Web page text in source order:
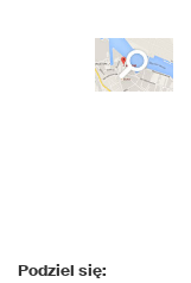
Podziel się: